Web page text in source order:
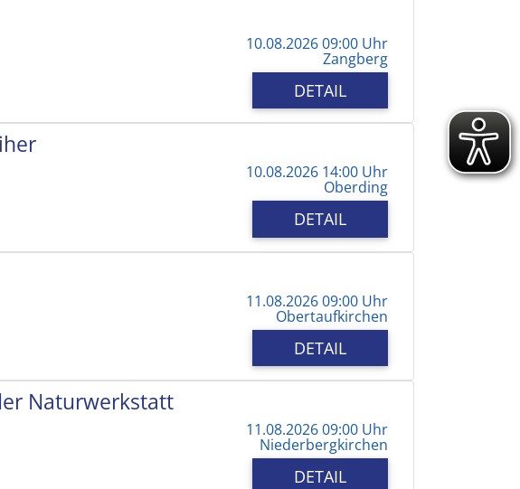
10.08.2026 09:00 Uhr
Zangberg
DETAIL
10.08.2026 14:00 Uhr
Oberding
DETAIL
11.08.2026 09:00 Uhr
Obertaufkirchen
DETAIL
Naturwerkstatt
11.08.2026 09:00 Uhr
Niederbergkirchen
DETAIL